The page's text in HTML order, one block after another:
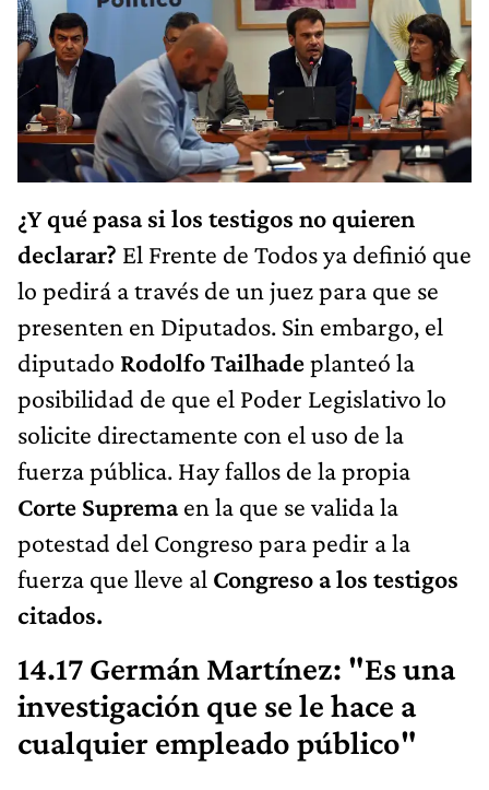
¿Y qué pasa si los testigos no quieren
declarar? El Frente de Todos ya definió que
lo pedirá a través de un juez para que se
presenten en Diputados. Sin embargo, el
diputado Rodolfo Tailhadeplanteó la
posibilidad de que el Poder Legislativo lo
solicite directamente con el uso de la
fuerza pública. Hay fallos de la propia
Corte Supremaen la que se valida la
potestad del Congreso para pedir a la
fuerza que lleve al Congreso a los testigos
citados.
14.17 Germán Martínez: "Es una
investigación que se le hace a
cualquier empleado público"